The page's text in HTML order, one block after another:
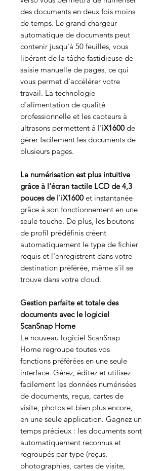
des documents en deux fois moins
de temps. Le grand chargeur
automatique de documents peut
contenir jusqu'à 50 feuilles, vous
libérant de la tâche fastidieuse de
saisie manuelle de pages, ce qui
vous permet d'accélérer votre
travail. La technologie
d'alimentation de qualité
professionnelle et les capteurs à
ultrasons permettent à l'iX1600 de
gérer facilement les documents de
plusieurs pages.
La numérisation est plus intuitive
grâce à l'écran tactile LCD de 4,3
pouces de l'iX1600 et instantanée
grâce à son fonctionnement en une
seule touche. De plus, les boutons
de profil prédéfinis créent
automatiquement le type de fichier
requis et l'enregistrent dans votre
destination préférée, même s'il se
trouve dans votre cloud.
Gestion parfaite et totale des
documents avec le logiciel
ScanSnap Home
Le nouveau logiciel ScanSnap
Home regroupe toutes vos
fonctions préférées en une seule
interface. Gérez, éditez et utilisez
facilement les données numérisées
de documents, reçus, cartes de
visite, photos et bien plus encore,
en une seule application. Gagnez un
temps précieux : les documents sont
automatiquement reconnus et
regroupés par type (reçus,
photographies, cartes de visite,